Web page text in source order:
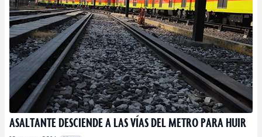
ASALTANTE DESCIENDE A LAS VÍAS DEL METRO PARA HUIR